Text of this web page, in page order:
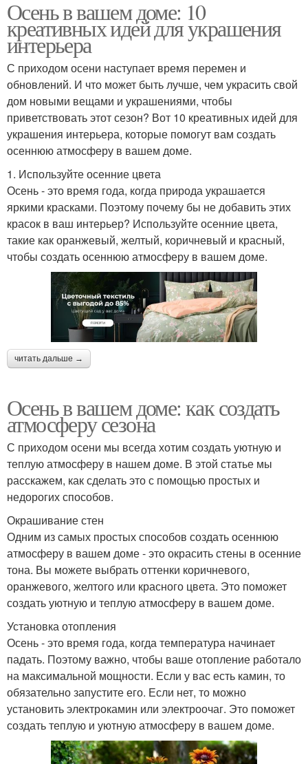
Осень в вашем доме: 10
креативных идей для украшения
интерьера
С приходом осени наступает время перемен и
обновлений. И что может быть лучше, чем украсить свой
дом новыми вещами и украшениями, чтобы
приветствовать этот сезон? Вот 10 креативных идей для
украшения интерьера, которые помогут вам создать
осеннюю атмосферу в вашем доме.
1. Используйте осенние цвета
Осень - это время года, когда природа украшается
яркими красками. Поэтому почему бы не добавить этих
красок в ваш интерьер? Используйте осенние цвета,
такие как оранжевый, желтый, коричневый и красный,
чтобы создать осеннюю атмосферу в вашем доме.
читать дальше →
Осень в вашем доме: как создать
атмосферу сезона
С приходом осени мы всегда хотим создать уютную и
теплую атмосферу в нашем доме. В этой статье мы
расскажем, как сделать это с помощью простых и
недорогих способов.
Окрашивание стен
Одним из самых простых способов создать осеннюю
атмосферу в вашем доме - это окрасить стены в осенние
тона. Вы можете выбрать оттенки коричневого,
оранжевого, желтого или красного цвета. Это поможет
создать уютную и теплую атмосферу в вашем доме.
Установка отопления
Осень - это время года, когда температура начинает
падать. Поэтому важно, чтобы ваше отопление работало
на максимальной мощности. Если у вас есть камин, то
обязательно запустите его. Если нет, то можно
установить электрокамин или электроочаг. Это поможет
создать теплую и уютную атмосферу в вашем доме.